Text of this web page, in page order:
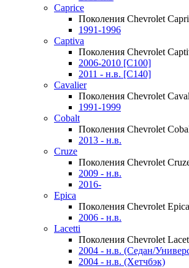
Caprice
Поколения Chevrolet
1991-1996
Captiva
Поколения Chevrolet
2006-2010 [C100]
2011 - н.в. [C140]
Cavalier
Поколения Chevrolet
1991-1999
Cobalt
Поколения Chevrolet
2013 - н.в.
Cruze
Поколения Chevrolet
2009 - н.в.
2016-
Epica
Поколения Chevrolet Epica
2006 - н.в.
Lacetti
Поколения Chevrolet
2004 - н.в. (Седан/
2004 - н.в. (Хетчбэк)